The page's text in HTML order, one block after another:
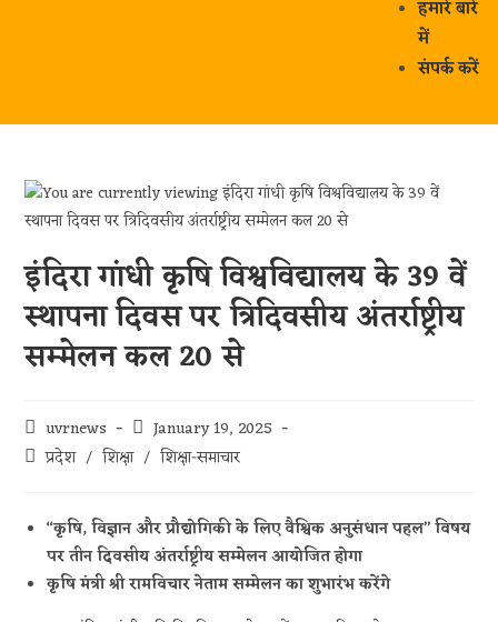
हमारे बारे
में
संपर्क करें
इंदिरा गांधी कृषि विश्वविद्यालय के 39 वें
स्थापना दिवस पर त्रिदिवसीय अंतर्राष्ट्रीय
सम्मेलन कल 20 से
uvrnews
January 19, 2025
प्रदेश / शिक्षा / शिक्षा-समाचार
‘‘कृषि, विज्ञान और प्रौद्योगिकी के लिए वैश्विक अनुसंधान पहल’’ विषय
पर तीन दिवसीय अंतर्राष्ट्रीय सम्मेलन आयोजित होगा
कृषि मंत्री श्री रामविचार नेताम सम्मेलन का शुभारंभ करेंगे